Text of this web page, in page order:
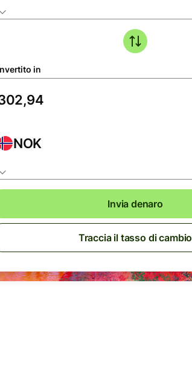
in
NOK
Invia denaro
Traccia il tasso di cambio